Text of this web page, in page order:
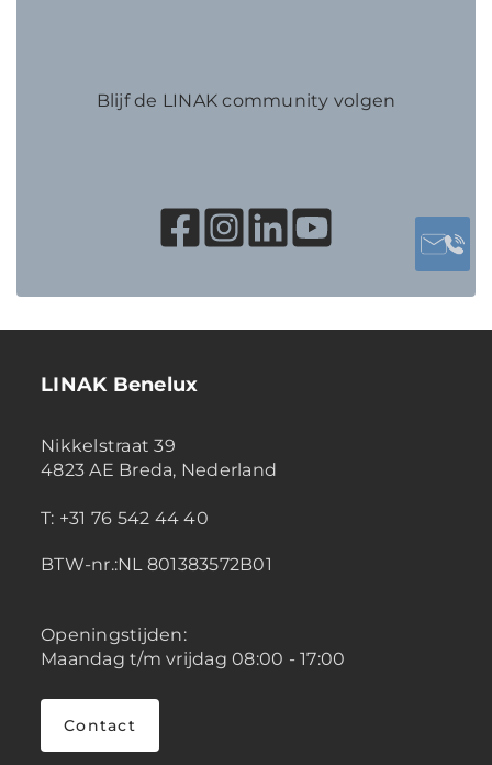
Blijf de LINAK community volgen
LINAK Benelux
Nikkelstraat 39
4823 AE Breda, Nederland
T: +31 76 542 44 40
BTW-nr.:NL 801383572B01
Openingstijden:
Maandag t/m vrijdag 08:00 - 17:00
Contact